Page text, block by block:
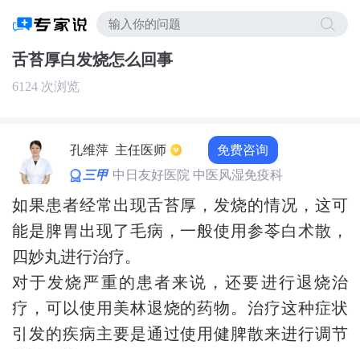
舌苔厚白发烧怎么回事
6124 次浏览
孔维萍 主任医师 免费咨询
三甲 中日友好医院 中医风湿免疫科
如果患者经常出现舌苔厚，发烧的情况，这可
能是脾胃出现了毛病，一般使用参苓白术散，
四妙丸进行治疗。
对于发烧严重的患者来说，还要进行退烧治
疗，可以使用美林退烧的药物。治疗这种症状
引发的疾病主要是通过使用健脾散来进行调节